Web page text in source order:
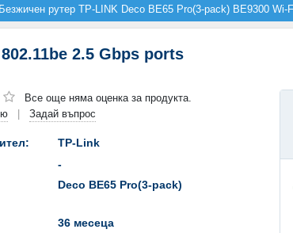
Безжичен рутер TP-LINK Deco BE65 Pro(3-pack) BE9300 Wi-
2.5 Gbps ports
Все още няма оценка за продукта.
Задай въпрос
TP-Link
-
Deco BE65 Pro(3-pack)
36 месеца